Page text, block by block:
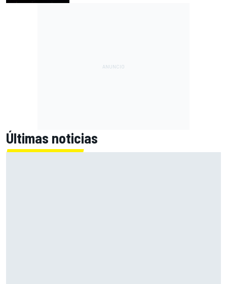
Últimas noticias